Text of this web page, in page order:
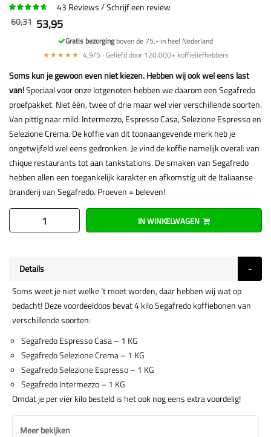
43 Reviews Schrijf een review
53,95
60,31
Gratis bezorgingboven de 75,- in heel Nederland
★★★★★ 4,9/5 · Geliefd door 120.000+ koffieliefhebbers
Soms kun je gewoon even niet kiezen. Hebben wij ook wel eens last
van!Speciaal voor onze lotgenoten hebben we daarom een Segafredo
proefpakket. Niet één, twee of drie maar wel vier verschillende soorten.
Van pittig naar mild: Intermezzo, Espresso Casa, Selezione Espresso en
Selezione Crema. De koffie van dit toonaangevende merk heb je
ongetwijfeld wel eens gedronken. Je vind de koffie namelijk overal: van
chique restaurants tot aan tankstations. De smaken van Segafredo
hebben allen een toegankelijk karakter en afkomstig uit de Italiaanse
branderij van Segafredo. Proeven = beleven!
IN WINKELWAGEN
Details
Soms weet je niet welke ‘t moet worden, daar hebben wij wat op
bedacht! Deze voordeeldoos bevat 4 kilo Segafredo koffiebonen van
verschillende soorten:
Segafredo Espresso Casa – 1 KG
Segafredo Selezione Crema – 1 KG
Segafredo Selezione Espresso – 1 KG
Segafredo Intermezzo – 1 KG
Omdat je per vier kilo besteld is het ook nog eens extra voordelig!
Meer bekijken